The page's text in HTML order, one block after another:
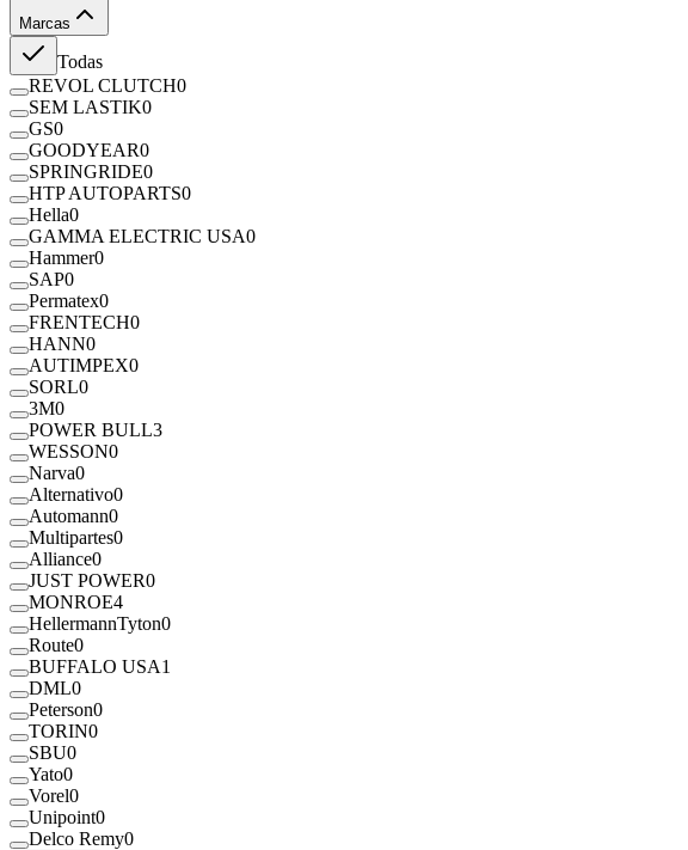
Marcas
Todas
REVOL CLUTCH0
SEM LASTIK0
GS0
GOODYEAR0
SPRINGRIDE0
HTP AUTOPARTS0
Hella0
GAMMA ELECTRIC USA0
Hammer0
SAP0
Permatex0
FRENTECH0
HANN0
AUTIMPEX0
SORL0
3M0
POWER BULL3
WESSON0
Narva0
Alternativo0
Automann0
Multipartes0
Alliance0
JUST POWER0
MONROE4
HellermannTyton0
Route0
BUFFALO USA1
DML0
Peterson0
TORIN0
SBU0
Yato0
Vorel0
Unipoint0
Delco Remy0